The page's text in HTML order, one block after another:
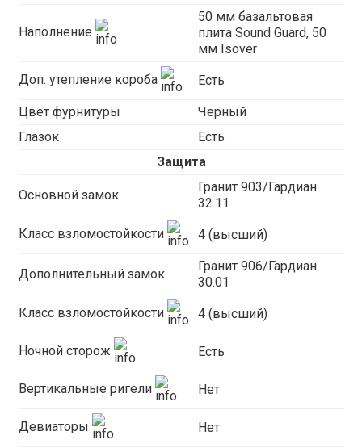
Наполнение
50 мм базальтовая
плита Sound Guard, 50
мм Isover
Доп. утепление короба Есть
Цвет фурнитуры
Черный
Глазок
Есть
Защита
Основной замок
Гранит 903/Гардиан
32.11
Класс взломостойкости 4 (высший)
Дополнительный замок
Гранит 906/Гардиан
30.01
Класс взломостойкости 4 (высший)
Ночной сторож Есть
Вертикальные ригели Нет
Девиаторы Нет